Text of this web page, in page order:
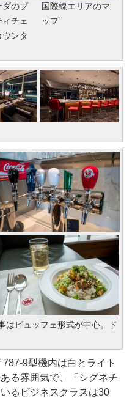
ダのプ
チェ
ウンタ
国際線エリアのマ
ップ
はビュッフェ形式が中心。ド
9型機内は白とライト
る雰囲気で、「シグネチ
るビジネスクラスは30